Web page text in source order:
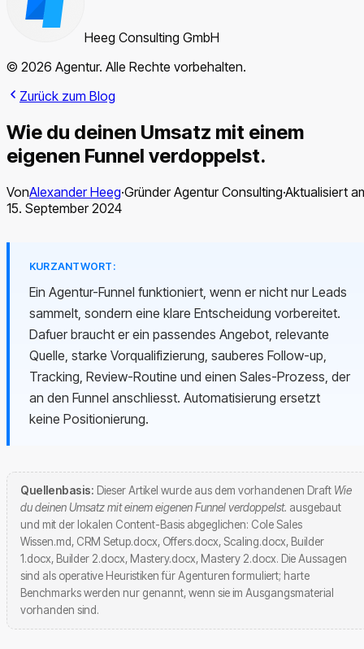
Heeg Consulting GmbH
© 2026 Agentur. Alle Rechte vorbehalten.
Zurück zum Blog
Wie du deinen Umsatz mit einem
eigenen Funnel verdoppelst.
VonAlexander Heeg·Gründer Agentur Consulting·Aktualisiert
15. September 2024
KURZANTWORT:
Ein Agentur-Funnel funktioniert, wenn er nicht nur Leads
sammelt, sondern eine klare Entscheidung vorbereitet.
Dafuer braucht er ein passendes Angebot, relevante
Quelle, starke Vorqualifizierung, sauberes Follow-up,
Tracking, Review-Routine und einen Sales-Prozess, der
an den Funnel anschliesst. Automatisierung ersetzt
keine Positionierung.
Quellenbasis: Dieser Artikel wurde aus dem vorhandenen Draft Wie
du deinen Umsatz mit einem eigenen Funnel verdoppelst. ausgebaut
und mit der lokalen Content-Basis abgeglichen: Cole Sales
Wissen.md, CRM Setup.docx, Offers.docx, Scaling.docx, Builder
1.docx, Builder 2.docx, Mastery.docx, Mastery 2.docx. Die Aussagen
sind als operative Heuristiken für Agenturen formuliert; harte
Benchmarks werden nur genannt, wenn sie im Ausgangsmaterial
vorhanden sind.